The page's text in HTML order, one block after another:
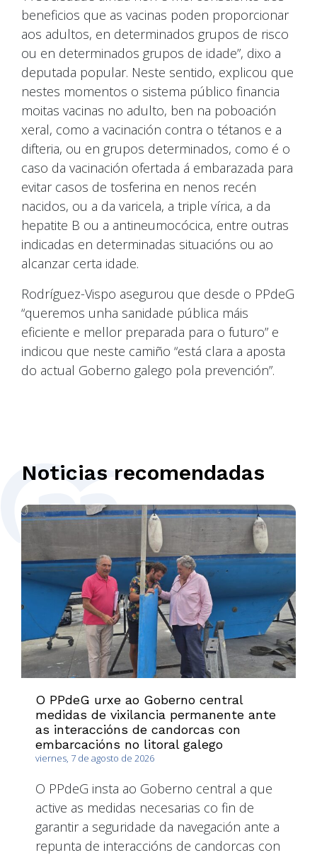
beneficios que as vacinas poden proporcionar
aos adultos, en determinados grupos de risco
ou en determinados grupos de idade”, dixo a
deputada popular. Neste sentido, explicou que
nestes momentos o sistema público financia
moitas vacinas no adulto, ben na poboación
xeral, como a vacinación contra o tétanos e a
difteria, ou en grupos determinados, como é o
caso da vacinación ofertada á embarazada para
evitar casos de tosferina en nenos recén
nacidos, ou a da varicela, a triple vírica, a da
hepatite B ou a antineumocócica, entre outras
indicadas en determinadas situacións ou ao
alcanzar certa idade.
Rodríguez-Vispo asegurou que desde o PPdeG
“queremos unha sanidade pública máis
eficiente e mellor preparada para o futuro” e
indicou que neste camiño “está clara a aposta
do actual Goberno galego pola prevención”.
Noticias recomendadas
O PPdeG urxe ao Goberno central
medidas de vixilancia permanente ante
as interaccións de candorcas con
embarcacións no litoral galego
viernes, 7 de agosto de 2026
O PPdeG insta ao Goberno central a que
active as medidas necesarias co fin de
garantir a seguridade da navegación ante a
repunta de interaccións de candorcas con